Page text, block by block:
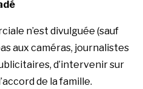
n’est divulguée (sauf
aux caméras, journalistes
d’intervenir sur
de la famille.